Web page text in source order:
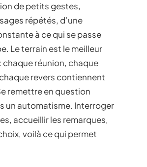
de petits gestes,
répétés, d’une
à ce qui se passe
Le terrain est le meilleur
chaque réunion, chaque
revers contiennent
remettre en question
un automatisme. Interroger
accueillir les remarques,
voilà ce qui permet